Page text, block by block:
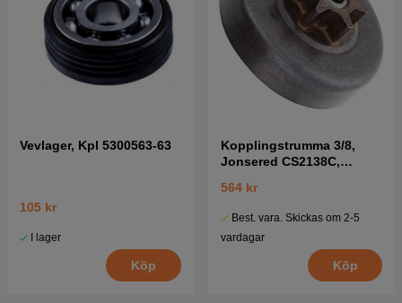
Vevlager, Kpl 5300563-63
105 kr
I lager
Köp
Kopplingstrumma 3/8,
Jonsered CS2138C,
564 kr
Best. vara. Skickas om 2-5
vardagar
Köp